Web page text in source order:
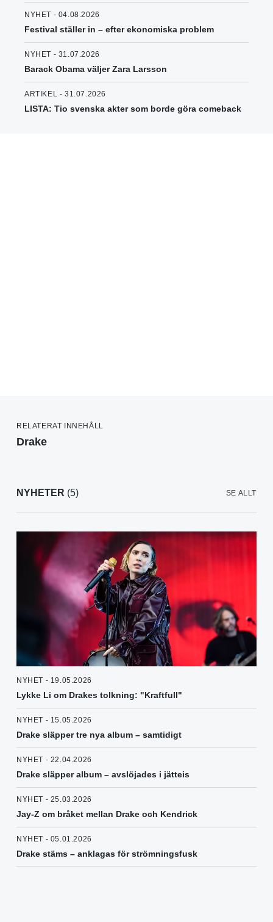
NYHET - 04.08.2026
Festival ställer in – efter ekonomiska problem
NYHET - 31.07.2026
Barack Obama väljer Zara Larsson
ARTIKEL - 31.07.2026
LISTA: Tio svenska akter som borde göra comeback
RELATERAT INNEHÅLL
Drake
NYHETER (5) SE ALLT
NYHET - 19.05.2026
Lykke Li om Drakes tolkning: "Kraftfull"
NYHET - 15.05.2026
Drake släpper tre nya album – samtidigt
NYHET - 22.04.2026
Drake släpper album – avslöjades i jätteis
NYHET - 25.03.2026
Jay-Z om bråket mellan Drake och Kendrick
NYHET - 05.01.2026
Drake stäms – anklagas för strömningsfusk